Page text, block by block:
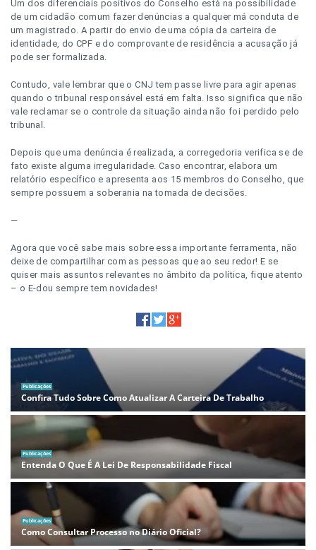
Um dos diferenciais positivos do Conselho está na possibilidade
de um cidadão comum fazer denúncias a qualquer má conduta de
um magistrado. A partir do envio de uma cópia da carteira de
identidade, do CPF e do comprovante de residência a acusação já
pode ser formalizada.
Contudo, vale lembrar que o CNJ tem passe livre para agir apenas
quando o tribunal responsável está em falta. Isso significa que não
vale reclamar se o controle da situação ainda não foi perdido pelo
tribunal.
Depois que uma denúncia é realizada, a corregedoria verifica se de
fato existe alguma irregularidade. Caso encontrar, elabora um
relatório específico e apresenta aos 15 membros do Conselho, que
sempre possuem a soberania na tomada de decisões.
—
Agora que você sabe mais sobre essa importante ferramenta, não
deixe de compartilhar com as pessoas que ao seu redor! E se
quiser mais assuntos relevantes no âmbito da política, fique atento
– o E-dou sempre tem novidades!
Publicações
Confira Tudo Sobre Como Atualizar A Carteira De Trabalho
Publicações
Entenda O Que É A Lei De Responsabilidade Fiscal
Publicações
Como Consultar Processo no Diário Oficial?